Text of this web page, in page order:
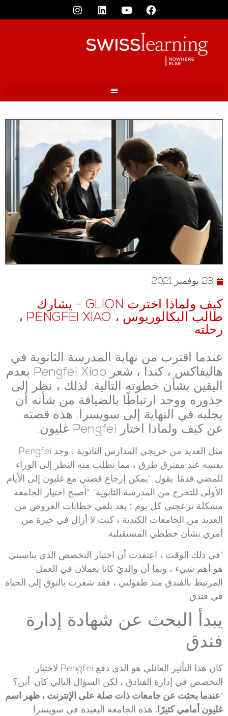
23 نوفمبر 2021
كيف ولماذا اخترت GLION - يشارك
طالب البكالوريوس ، PENGFEI XIAO ،
رحلته
عندما اقترب من نهاية المدرسة الثانوية في
هاليفاكس ، كندا ، شعر Pengfei Xiao بعدم
اليقين بشأن خطوته التالية. لذلك ، نظر إلى
جذوره ووجد ارتباطًا بالضيافة من شأنه أن
يجلبه في النهاية إلى سويسرا. هذه قصته
عن كيف ولماذا اختار Pengfei غليون.
مثل العديد من خريجي المدارس الثانوية ، وجد Pengfei
نفسه عند مفترق طرق ، مما تطلب منه النظر إلى الوراء
للمضي قدمًا. يقول: "يمكن إرجاع قصتي مع غليون إلى الأيام
الأولى للتخرج من المدرسة الثانوية". "أصبح اختيار الجامعة
مشكلة تزعجني كل يوم ؛ بعد تلقي خطابات العروض من
العديد من الجامعات الكندية ، كنت لا أزال في حيرة من
أمري بشأن خططي المستقبلية.
"في ذلك الوقت ، اعتقدت أن اختيار التخصص الذي يناسبني
هو أهم شيء ، وبما أن والديّ كانا يعملان في العمل
المرتبط بالفندق منذ طفولتي ، فقد شعرت بالتوق إلى الحياة
في فندق."
يبدأ البحث عن شهادة إدارة
فندق
كان هذا التأثير العائلي هو الذي دفع Pengfei لاختيار
التخصص في إدارة الفنادق ، لكن السؤال التالي كان: أين؟
"عندما بحثت عن جامعات ذات صلة على الإنترنت ، ظهر اسم
غليون أمامي كثيرًا. هذه الجامعة البعيدة في سويسرا